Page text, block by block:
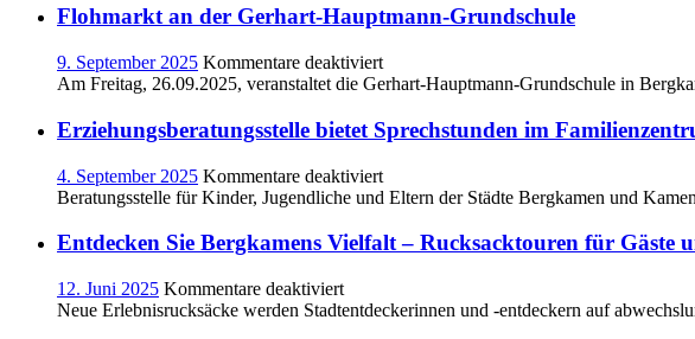
auf
Art
erleben:
Plätze
im
an
der
Bergkamen
Flohmarkt an der Gerhart-Hauptmann-Grundschule
9. September 2025 Kommentare deaktiviertfür
Flohmarkt
der
Gerhart-
Grundschule
Am Freitag, 26.09.2025, veranstaltet die Gerhart-Hauptmann-Grundschule in
Erziehungsberatungsstelle bietet Sprechstunden im
4. September 2025 Kommentare deaktiviertfür
Erziehungsberatungsstelle
Sprechstunden
„Tausendfüßler“
Beratungsstelle für Kinder, Jugendliche und Eltern der Städte Bergkamen und
Entdecken Sie Bergkamens Vielfalt – Rucksacktouren für Gäste
12. Juni 2025 Kommentare deaktiviertfür
Entdecken
Neue Erlebnisrucksäcke werden Stadtentdeckerinnen und -entdeckern auf